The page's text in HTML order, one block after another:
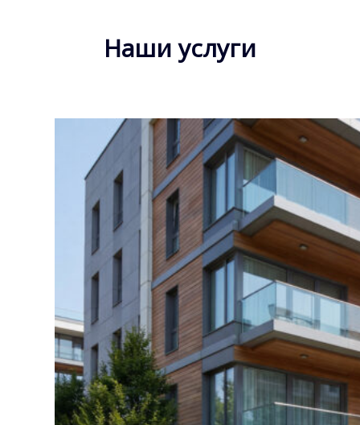
Наши услуги